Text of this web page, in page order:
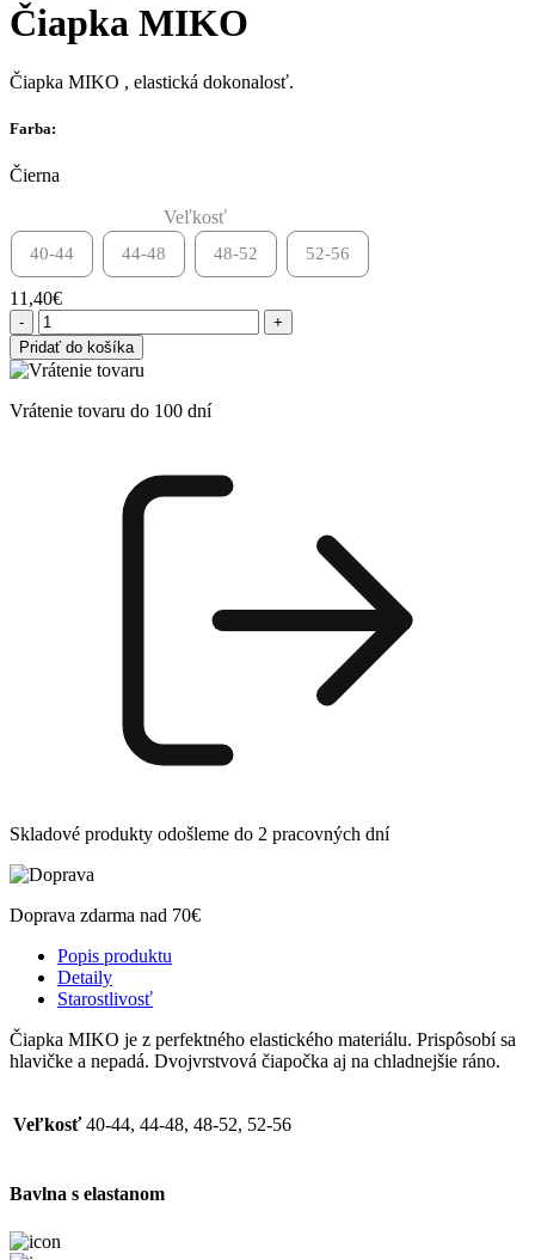
Čiapka MIKO
Čiapka MIKO , elastická dokonalosť.
Farba:
Čierna
Veľkosť
40-44 44-48 48-52 52-56
11,40€
Pridať do košíka
Vrátenie tovaru do 100 dní
Skladové produkty odošleme do 2 pracovných dní
Doprava zdarma nad 70€
Popis produktu
Detaily
Starostlivosť
Čiapka MIKO je z perfektného elastického materiálu. Prispôsobí sa
hlavičke a nepadá. Dvojvrstvová čiapočka aj na chladnejšie ráno.
Veľkosť 40-44, 44-48, 48-52, 52-56
Bavlna s elastanom